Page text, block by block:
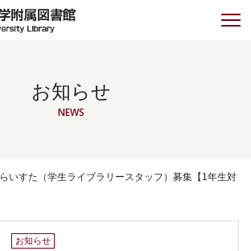
お知らせ
NEWS
らいすた（学生ライブラリースタッフ）募集【1年生対
お知らせ